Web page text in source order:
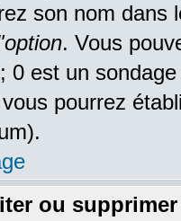
son nom dans
. Vous
0 est un
pourrez
ou